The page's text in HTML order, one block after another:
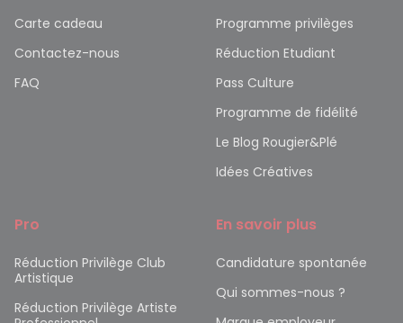
Carte cadeau
Contactez-nous
FAQ
Programme privilèges
Réduction Etudiant
Pass Culture
Programme de fidélité
Le Blog Rougier&Plé
Idées Créatives
Pro
Réduction Privilège Club
Artistique
Réduction Privilège Artiste
En savoir plus
Candidature spontanée
Qui sommes-nous ?